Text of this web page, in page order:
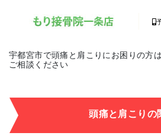
宇都宮市で頭痛と肩こりにお困りの方
ご相談ください
頭痛と肩こりの